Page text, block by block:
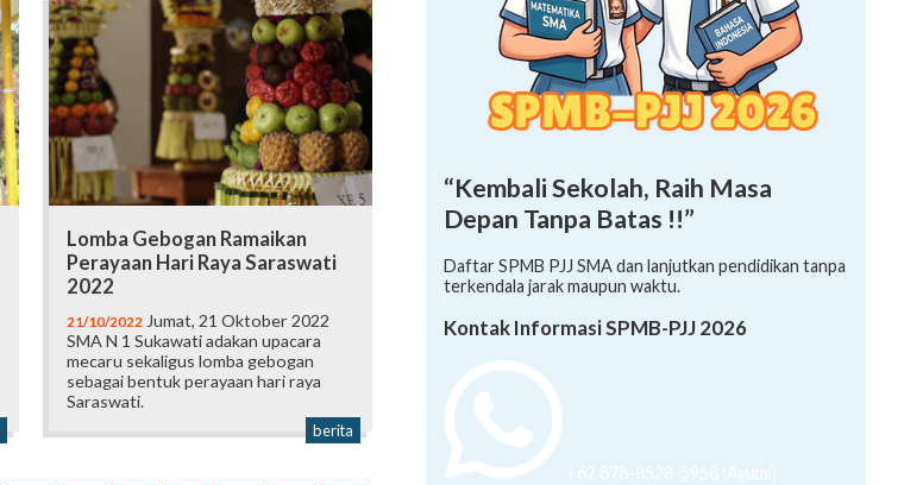
Lomba Gebogan Ramaikan
Perayaan Hari Raya Saraswati
2022
21/10/2022 Jumat, 21 Oktober 2022
SMA N 1 Sukawati adakan upacara
mecaru sekaligus lomba gebogan
sebagai bentuk perayaan hari raya
Saraswati.
berita
“Kembali Sekolah, Raih Masa
Depan Tanpa Batas !!”
Daftar SPMB PJJ SMA dan lanjutkan pendidikan tanpa
terkendala jarak maupun waktu.
Kontak Informasi SPMB-PJJ 2026
+62 878-8528-5958 (Ayumi)